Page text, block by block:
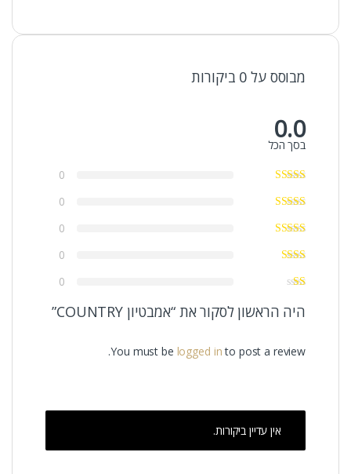
מבוסס על 0 ביקורות
0.0
בסך הכל
0
0
0
0
0
היה הראשון לסקור את “אמבטיון COUNTRY”
You must be logged into post a review.
אין עדיין ביקורות.